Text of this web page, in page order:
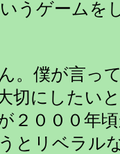
うゲームを
。僕が言っ
切にしたい
２０００年
とリベラル